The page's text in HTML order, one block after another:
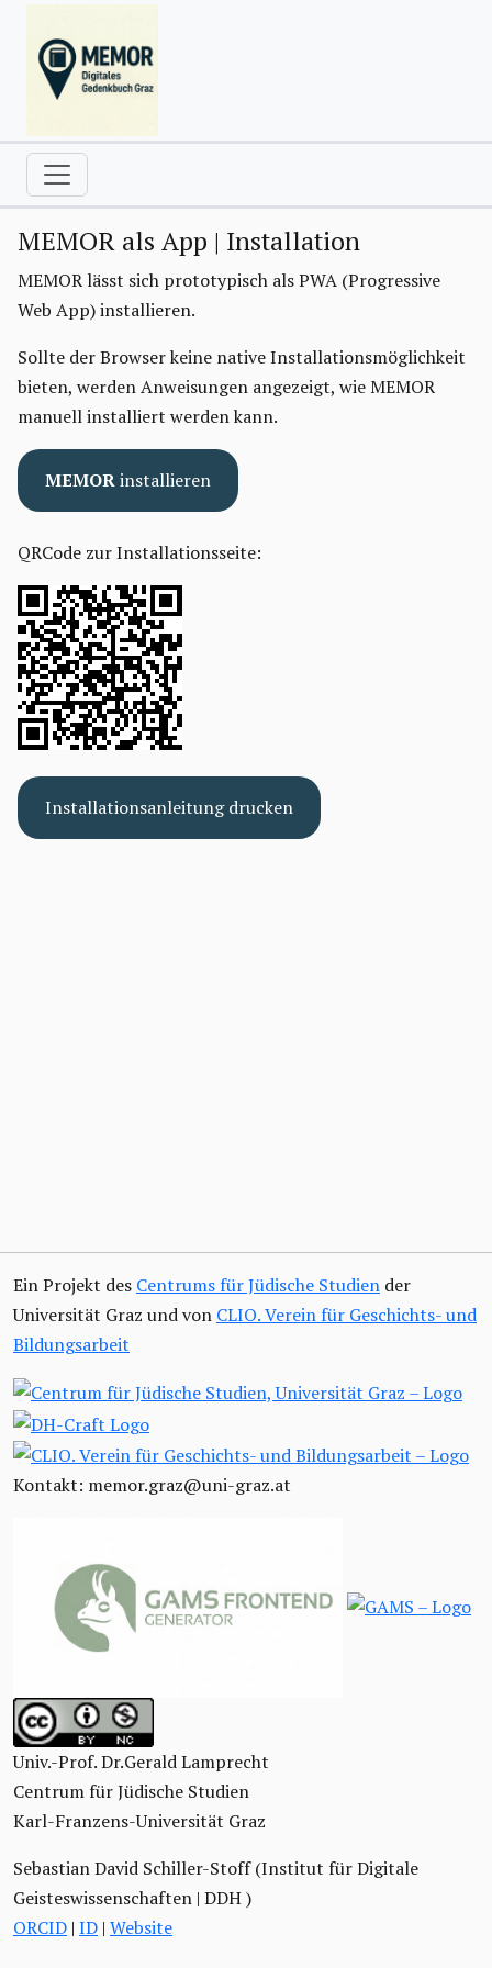
MEMOR als App | Installation
MEMOR lässt sich prototypisch als PWA (Progressive
Web App) installieren.
Sollte der Browser keine native Installationsmöglichkeit
bieten, werden Anweisungen angezeigt, wie MEMOR
manuell installiert werden kann.
MEMORinstallieren
QRCode zur Installationsseite:
Installationsanleitung drucken
Ein Projekt des Centrums für Jüdische Studien der
Universität Graz und von CLIO. Verein für Geschichts- und
Bildungsarbeit
Kontakt: memor.graz@uni-graz.at
Univ.-Prof. Dr.Gerald Lamprecht
Centrum für Jüdische Studien
Karl-Franzens-Universität Graz
Sebastian David Schiller-Stoff (Institut für Digitale
Geisteswissenschaften | DDH )
ORCID | ID | Website